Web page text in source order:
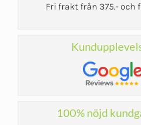
Fri frakt från 375.- och
100% nöjd